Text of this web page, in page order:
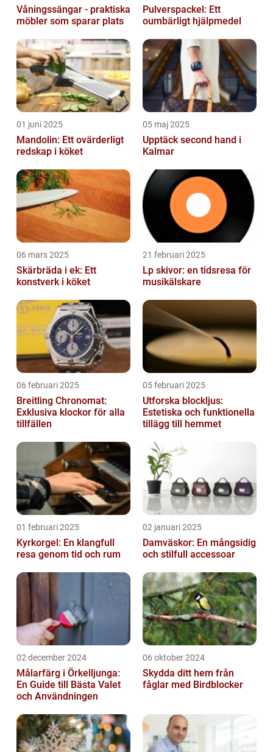
Våningssängar - praktiska
möbler som sparar plats
Pulverspackel: Ett
oumbärligt hjälpmedel
01 juni 2025
Mandolin: Ett ovärderligt
redskap i köket
05 maj 2025
Upptäck second hand i
Kalmar
06 mars 2025
Skärbräda i ek: Ett
konstverk i köket
21 februari 2025
Lp skivor: en tidsresa för
musikälskare
06 februari 2025
Breitling Chronomat:
Exklusiva klockor för alla
tillfällen
05 februari 2025
Utforska blockljus:
Estetiska och funktionella
tillägg till hemmet
01 februari 2025
Kyrkorgel: En klangfull
resa genom tid och rum
02 januari 2025
Damväskor: En mångsidig
och stilfull accessoar
02 december 2024
Målarfärg i Örkelljunga:
En Guide till Bästa Valet
och Användningen
06 oktober 2024
Skydda ditt hem från
fåglar med Birdblocker